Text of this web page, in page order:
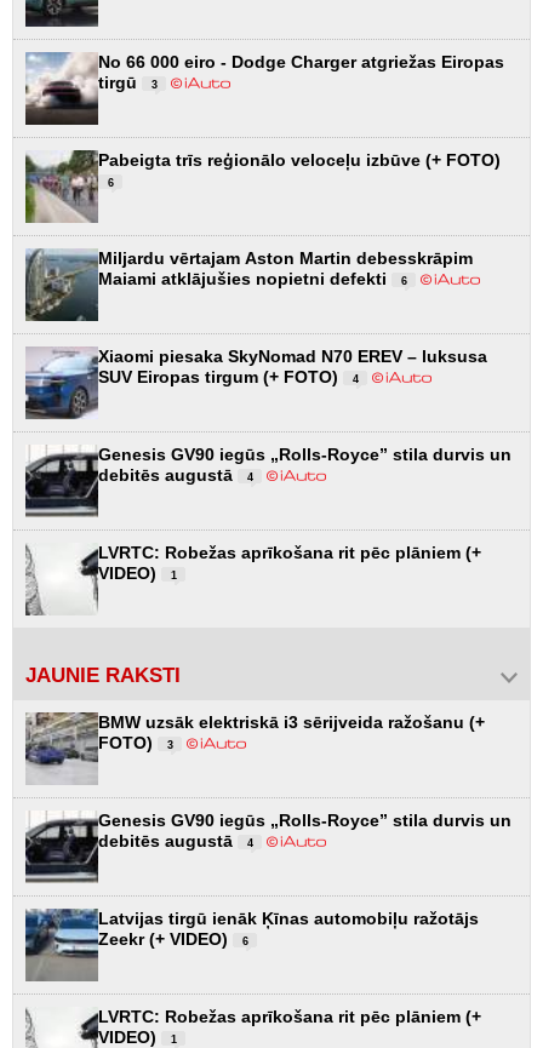
No 66 000 eiro - Dodge Charger atgriežas Eiropas
tirgū
3
Pabeigta trīs reģionālo veloceļu izbūve (+ FOTO)
6
Miljardu vērtajam Aston Martin debesskrāpim
Maiami atklājušies nopietni defekti
6
Xiaomi piesaka SkyNomad N70 EREV – luksusa
SUV Eiropas tirgum (+ FOTO)
4
Genesis GV90 iegūs „Rolls-Royce” stila durvis un
debitēs augustā
4
LVRTC: Robežas aprīkošana rit pēc plāniem (+
VIDEO)
1
JAUNIE RAKSTI
BMW uzsāk elektriskā i3 sērijveida ražošanu (+
FOTO)
3
Genesis GV90 iegūs „Rolls-Royce” stila durvis un
debitēs augustā
4
Latvijas tirgū ienāk Ķīnas automobiļu ražotājs
Zeekr (+ VIDEO)
6
LVRTC: Robežas aprīkošana rit pēc plāniem (+
VIDEO)
1